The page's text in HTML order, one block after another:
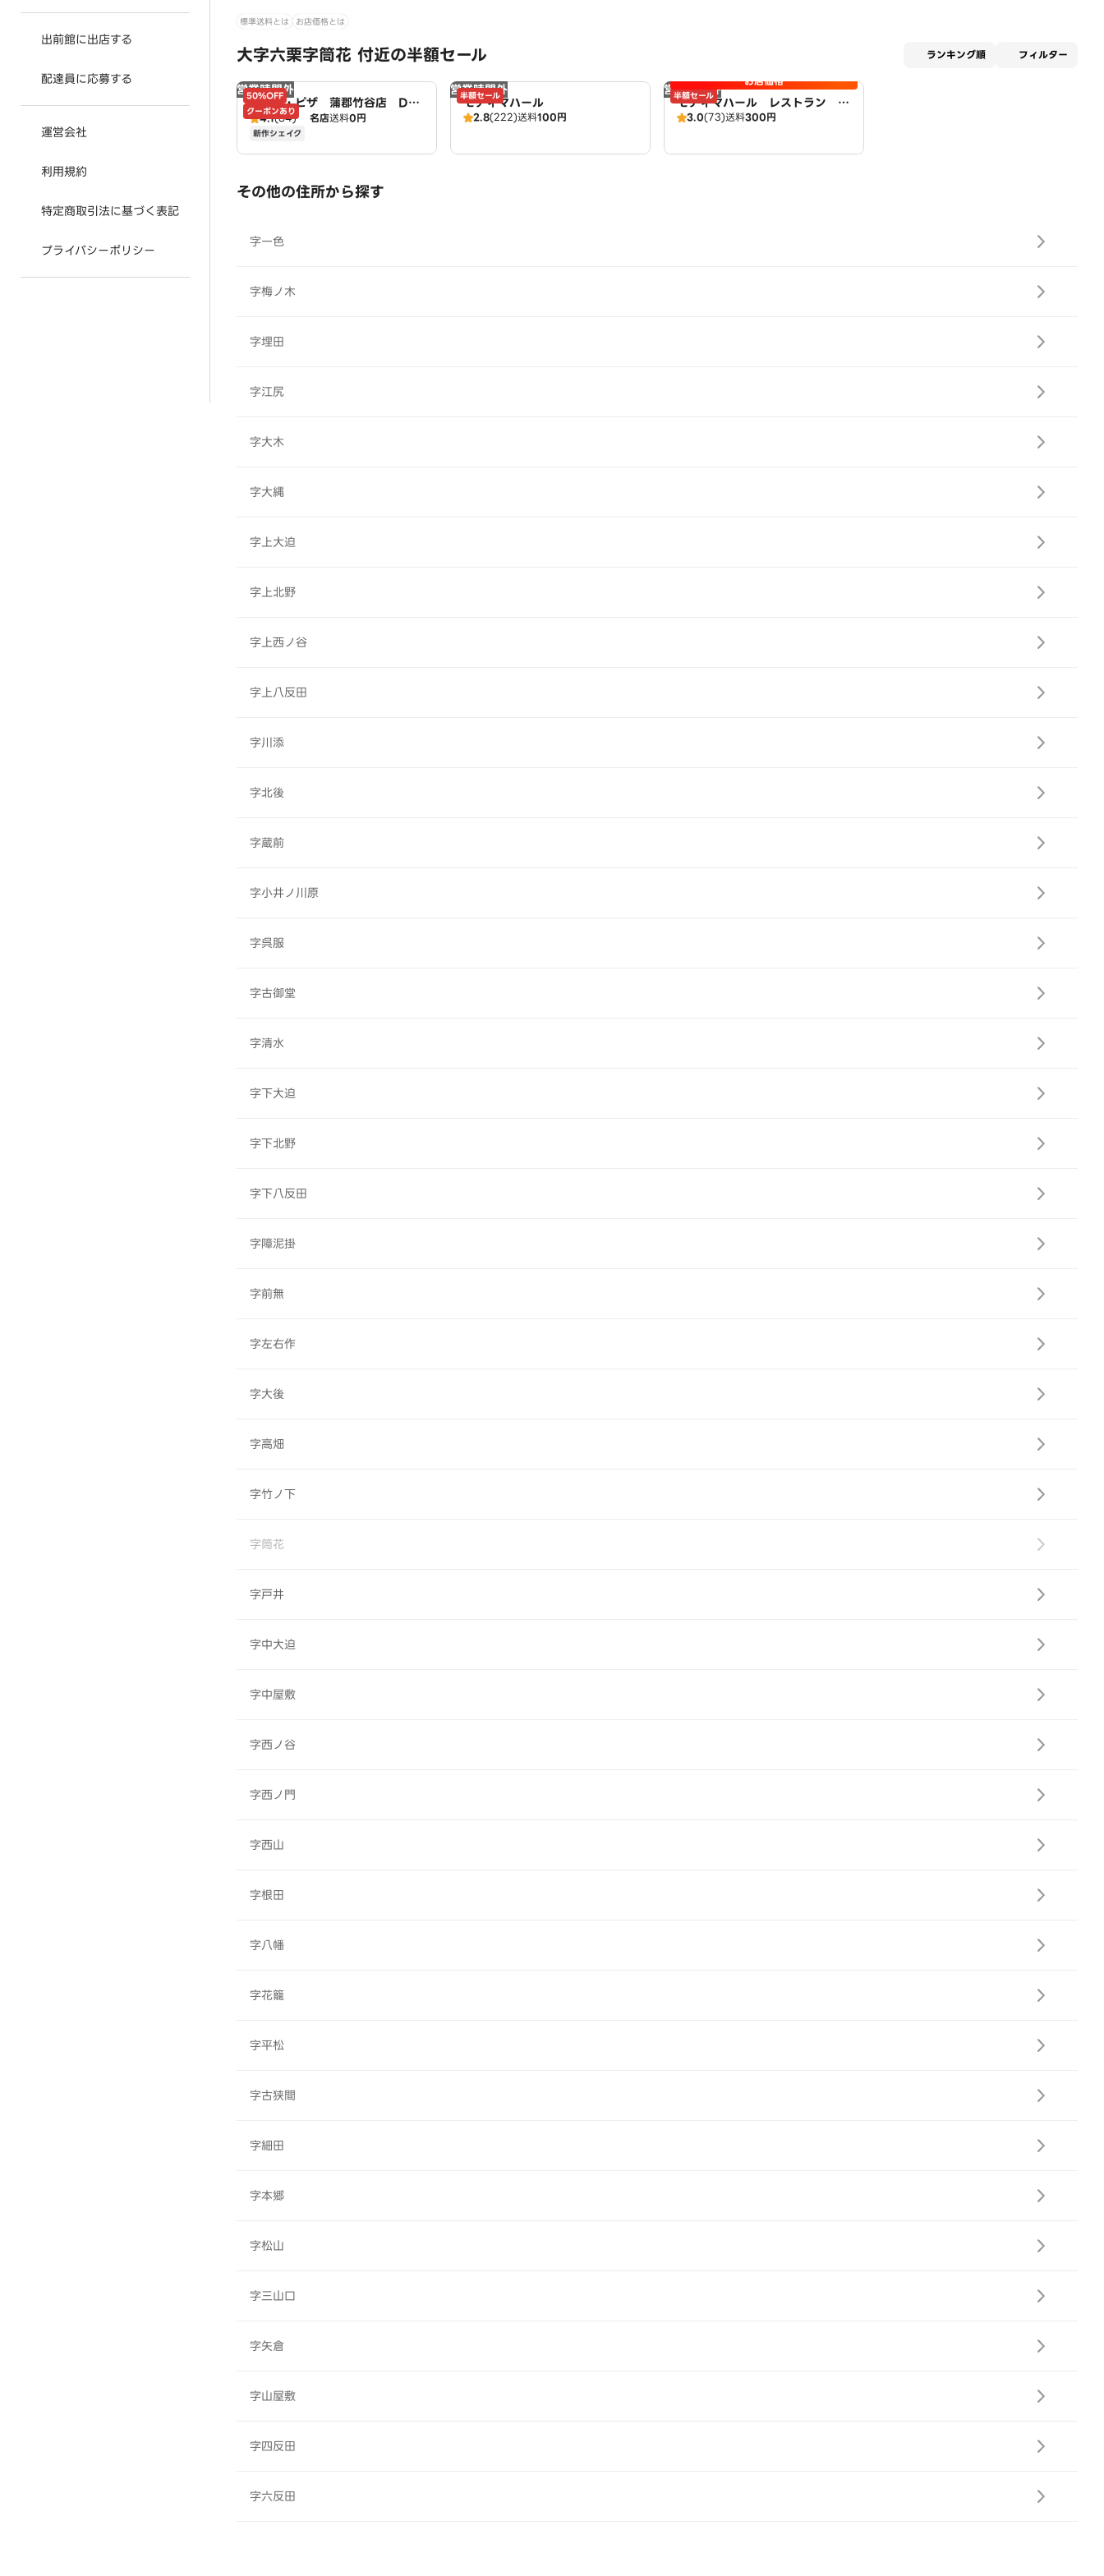
出前館に出店する
配達員に応募する
運営会社
利用規約
特定商取引法に基づく表記
プライバシーポリシー
標準送料とは お店価格とは
大字六栗字筒花 付近の半額セール ランキング順 フィルター
営業時間外
50%OFF
クーポンあり
ドミノ・ピザ 蒲郡竹谷店 Do
mino's
4.1(84) 名店送料0円
新作シェイク
営業時間外
半額セール
モティマハール
2.8(222)送料100円
営業時間外
半額セール
お店価格
モティマハール レストラン ア
ンドバー
3.0(73)送料300円
その他の住所から探す
字一色
字梅ノ木
字埋田
字江尻
字大木
字大縄
字上大迫
字上北野
字上西ノ谷
字上八反田
字川添
字北後
字蔵前
字小井ノ川原
字呉服
字古御堂
字清水
字下大迫
字下北野
字下八反田
字障泥掛
字前無
字左右作
字大後
字高畑
字竹ノ下
字筒花
字戸井
字中大迫
字中屋敷
字西ノ谷
字西ノ門
字西山
字根田
字八幡
字花籠
字平松
字古狭間
字細田
字本郷
字松山
字三山口
字矢倉
字山屋敷
字四反田
字六反田